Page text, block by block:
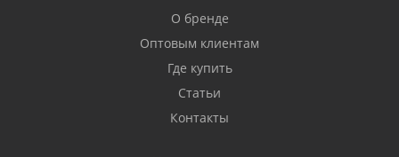
О бренде
Оптовым клиентам
Где купить
Статьи
Контакты